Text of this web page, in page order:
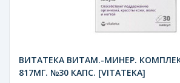
ВИТАТЕКА ВИТАМ.-МИНЕР.
817МГ. №30 КАПС. [VITATEKA]